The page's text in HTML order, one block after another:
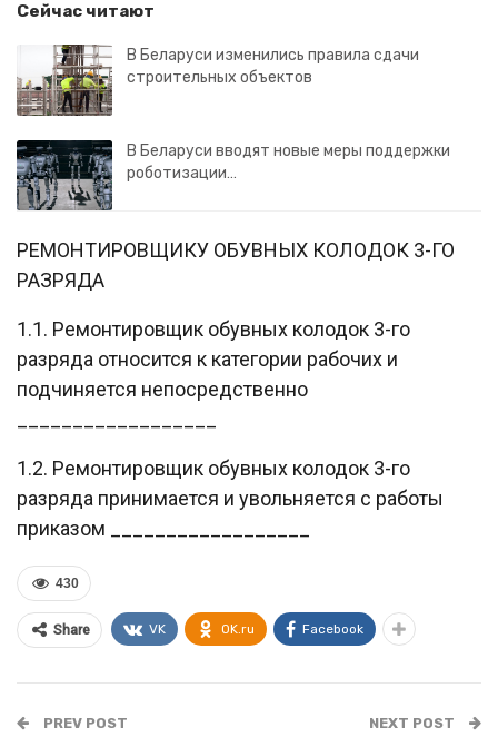
Сейчас читают
В Беларуси изменились правила сдачи
строительных объектов
В Беларуси вводят новые меры поддержки
роботизации…
РЕМОНТИРОВЩИКУ ОБУВНЫХ КОЛОДОК 3-ГО
РАЗРЯДА
1.1. Ремонтировщик обувных колодок 3-го
разряда относится к категории рабочих и
подчиняется непосредственно
1.2. Ремонтировщик обувных колодок 3-го
разряда принимается и увольняется с работы
приказом __________________
430
Share VK OK.ru Facebook
PREV POST NEXT POST